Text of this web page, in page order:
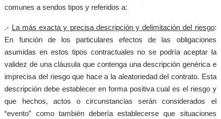
comunes a sendos tipos y referidos a:
.- La más exacta y precisa descripción y delimitación del riesgo:
En función de los particulares efectos de las obligaciones
asumidas en estos tipos contractuales no se podría aceptar la
validez de una cláusula que contenga una descripción genérica e
imprecisa del riesgo que hace a la aleatoriedad del contrato. Esta
descripción debe establecer en forma positiva cual es el riesgo y
que hechos, actos o circunstancias serán considerados el
“evento” como también debería establecerse que situaciones